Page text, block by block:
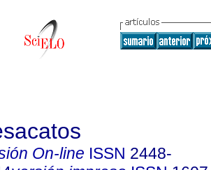
On-line ISSN 2448-